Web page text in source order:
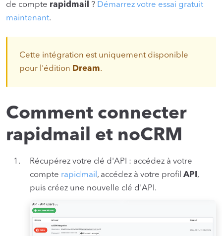
de compte rapidmail ? Démarrez votre essai gratuit
maintenant.
Cette intégration est uniquement disponible
pour l'édition Dream.
Comment connecter
rapidmail et noCRM
Récupérez votre clé d'API : accédez à votre
compte rapidmail , accédez à votre profil API ,
puis créez une nouvelle clé d'API.